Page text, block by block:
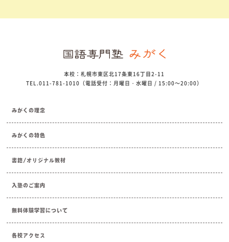
本校：札幌市東区北17条東16丁目2-11
TEL.011-781-1010（電話受付：月曜日・水曜日 / 15:00～20:00）
みがくの理念
みがくの特色
書籍/オリジナル教材
入塾のご案内
無料体験学習について
各校アクセス